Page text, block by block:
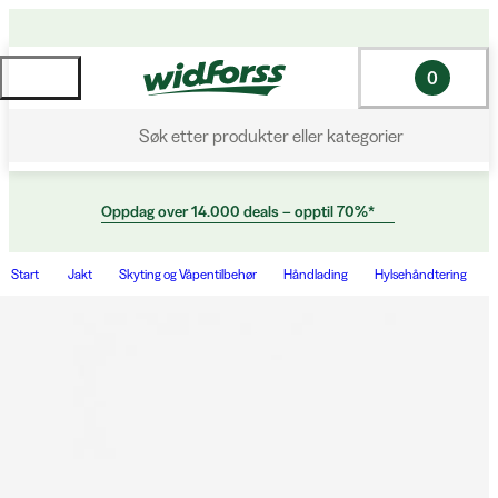
Søk etter produkter eller kategorier
0
Oppdag over 14.000 deals – opptil 70%*
Start Jakt Skyting og Våpentilbehør Håndlading Hylsehåndtering